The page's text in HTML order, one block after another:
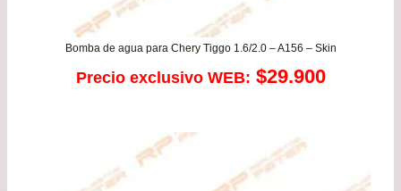
Bomba de agua para Chery Tiggo 1.6/2.0 – A156 – Skin
Precio exclusivo WEB: $29.900